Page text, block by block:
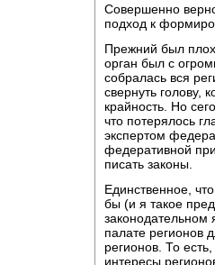
Совершенно
подход к
Прежний был
орган был с
собралась вся
свернуть голову,
крайность. Но
что потерялось
экспертом
федеративной
писать законы.
Единственное,
бы (и я такое
законодательном
палате регионов
регионов. То
интересы